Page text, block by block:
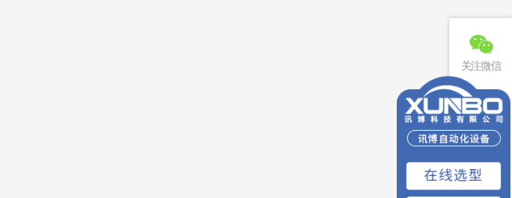
关注微信
联系电话
免费预约